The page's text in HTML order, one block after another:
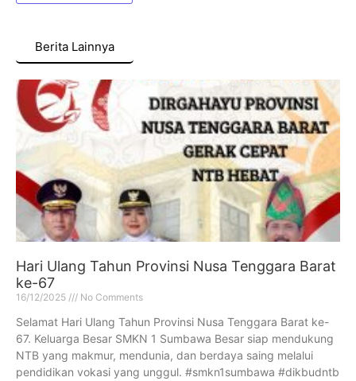
Berita Lainnya
Hari Ulang Tahun Provinsi Nusa Tenggara Barat
ke-67
16/12/2025 No Comments
Selamat Hari Ulang Tahun Provinsi Nusa Tenggara Barat ke-
67. Keluarga Besar SMKN 1 Sumbawa Besar siap mendukung
NTB yang makmur, mendunia, dan berdaya saing melalui
pendidikan vokasi yang unggul. #smkn1sumbawa #dikbudntb